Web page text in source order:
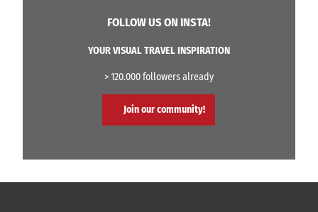
FOLLOW US ON INSTA!
YOUR VISUAL TRAVEL INSPIRATION
> 120.000 followers already
Join our community!